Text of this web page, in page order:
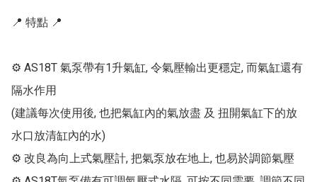
📍 特點 📍
⚙ AS18T 氣泵帶有1升氣缸, 令氣壓輸出更穩定, 而氣缸還有
隔水作用
(建議每次使用後, 也把氣缸內的氣放盡 及 扭開氣缸下的放
水口放清缸內的水)
⚙ 改良為向上式氣壓計, 把氣泵放在地上, 也易於調節氣壓